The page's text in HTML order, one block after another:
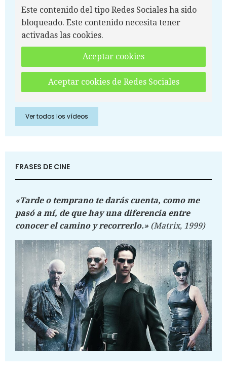
Este contenido del tipo Redes Sociales ha sido
bloqueado. Este contenido necesita tener
activadas las cookies.
Aceptar cookies
Aceptar cookies de Redes Sociales
Ver todos los vídeos
FRASES DE CINE
«Tarde o temprano te darás cuenta, como me
pasó a mí, de que hay una diferencia entre
conocer el camino y recorrerlo.» (Matrix, 1999)